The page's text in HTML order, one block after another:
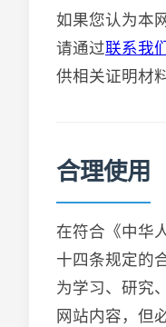
如果您认为本
请通过联系我
供相关证明材料
合理使用
在符合《中华
十四条规定的
为学习、研究
网站内容，但